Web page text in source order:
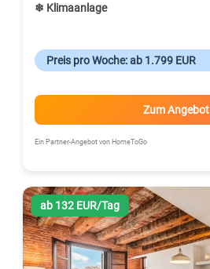
❄ Klimaanlage
Preis pro Woche: ab 1.799 EUR
Zum Angebot
Ein Partner-Angebot von HomeToGo
ab 132 EUR/Tag